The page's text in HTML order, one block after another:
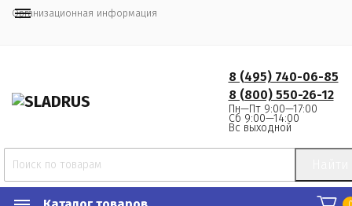
Организационная информация
8 (495) 740-06-85
8 (800) 550-26-12
Пн—Пт 9:00—17:00
Сб 9:00—14:00
Вс выходной